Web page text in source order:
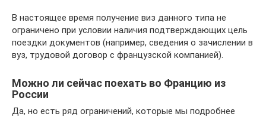
В настоящее время получение виз данного типа не
ограничено при условии наличия подтверждающих цель
поездки документов (например, сведения о зачислении в
вуз, трудовой договор с французской компанией).
Можно ли сейчас поехать во Францию из
России
Да, но есть ряд ограничений, которые мы подробнее